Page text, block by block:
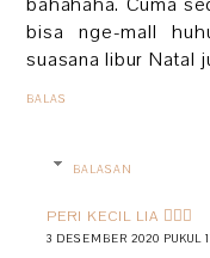
bisa nge-mall
suasana libur Natal
BALAS
BALASAN
PERI KECIL LIA 🧚🏻‍♀️
3 DESEMBER 2020 PUKUL